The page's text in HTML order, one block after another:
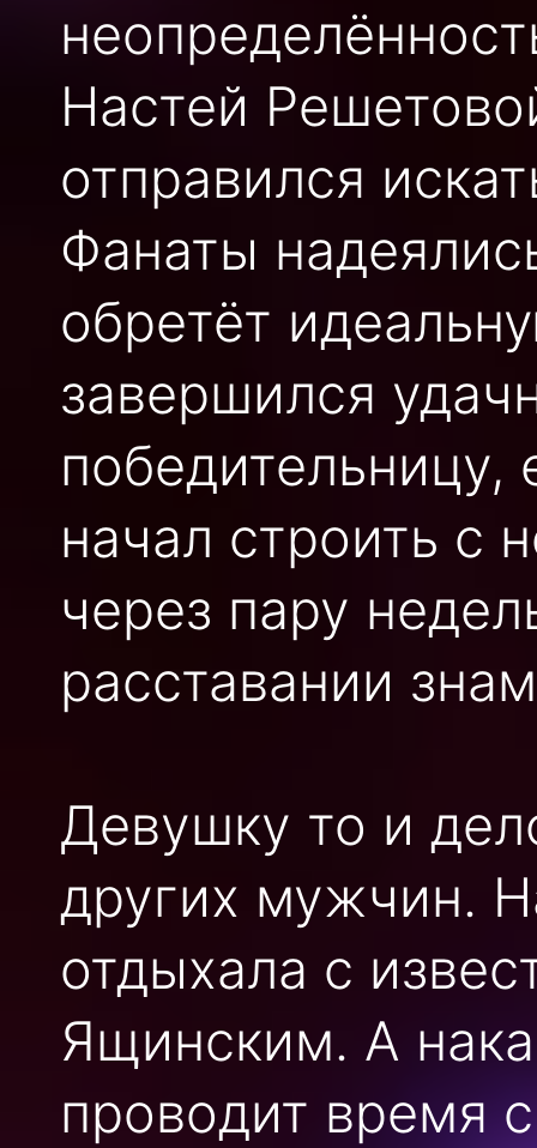
Настей
отправился
Фанаты
обретёт
завершился
победительницу,
начал строить с
через пару
расставании
Девушку то и
других мужчин.
отдыхала с
Ящинским. А
проводит время